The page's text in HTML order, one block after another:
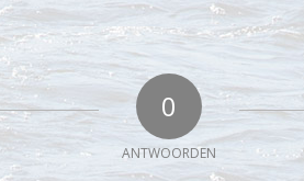
0
ANTWOORDEN